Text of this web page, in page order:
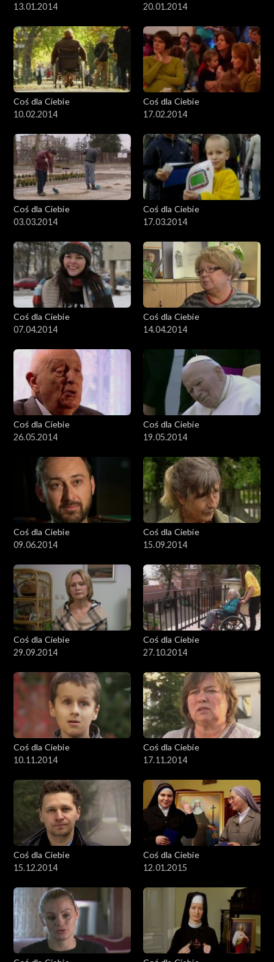
13.01.2014
20.01.2014
Coś dla Ciebie
10.02.2014
Coś dla Ciebie
17.02.2014
Coś dla Ciebie
03.03.2014
Coś dla Ciebie
17.03.2014
Coś dla Ciebie
07.04.2014
Coś dla Ciebie
14.04.2014
Coś dla Ciebie
26.05.2014
Coś dla Ciebie
19.05.2014
Coś dla Ciebie
09.06.2014
Coś dla Ciebie
15.09.2014
Coś dla Ciebie
29.09.2014
Coś dla Ciebie
27.10.2014
Coś dla Ciebie
10.11.2014
Coś dla Ciebie
17.11.2014
Coś dla Ciebie
15.12.2014
Coś dla Ciebie
12.01.2015